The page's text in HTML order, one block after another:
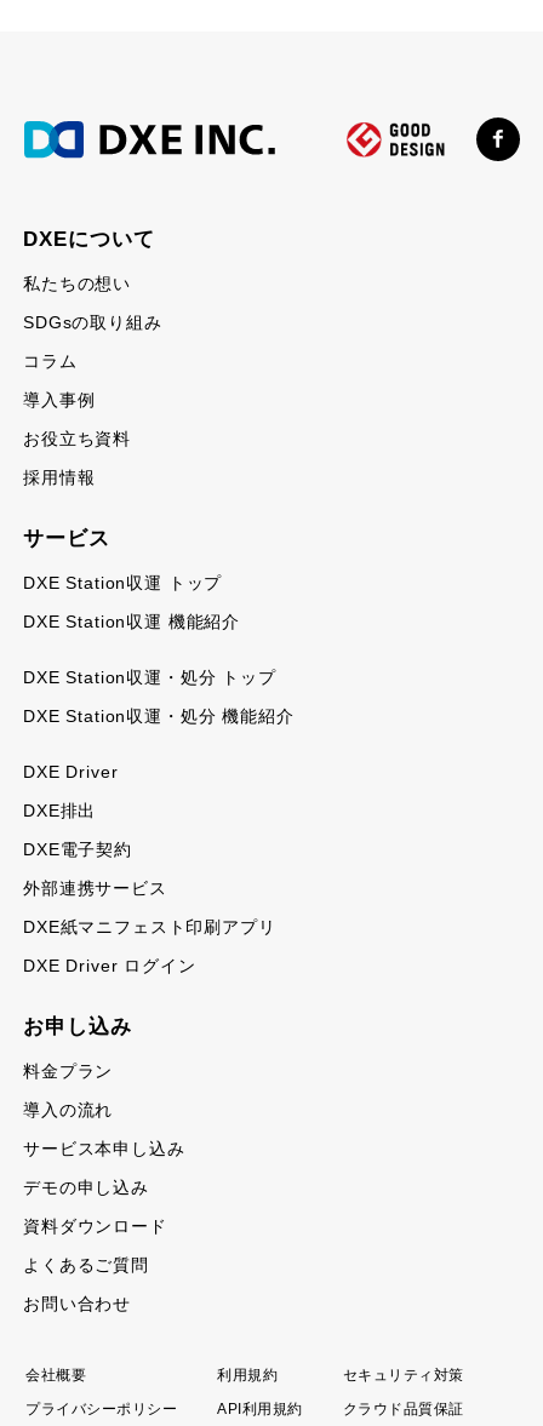
DXEについて
私たちの想い
SDGsの取り組み
コラム
導入事例
お役立ち資料
採用情報
サービス
DXE Station収運 トップ
DXE Station収運 機能紹介
DXE Station収運・処分 トップ
DXE Station収運・処分 機能紹介
DXE Driver
DXE排出
DXE電子契約
外部連携サービス
DXE紙マニフェスト印刷アプリ
DXE Driver ログイン
お申し込み
料金プラン
導入の流れ
サービス本申し込み
デモの申し込み
資料ダウンロード
よくあるご質問
お問い合わせ
会社概要
プライバシーポリシー
利用規約
API利用規約
セキュリティ対策
クラウド品質保証